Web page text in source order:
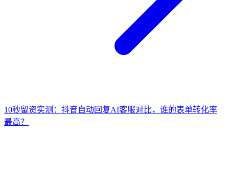
10秒留资实测：抖音自动回复AI客服对比，谁的表单转化率
最高？